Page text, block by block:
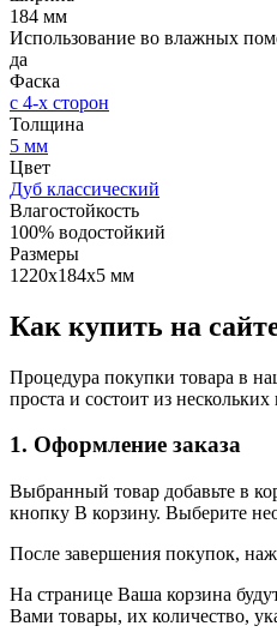
184 мм
Использование во влажных
да
Фаска
с 4-х сторон
Толщина
5 мм
Цвет
Дуб классический
Влагостойкость
100% водостойкий
Размеры
1220х184х5 мм
Как купить на
Процедура покупки товара в
проста и состоит из нескольких
1. Оформление заказа
Выбранный товар добавьте в
кнопку В корзину. Выберите
После завершения покупок,
На странице Ваша корзина
Вами товары, их количество,